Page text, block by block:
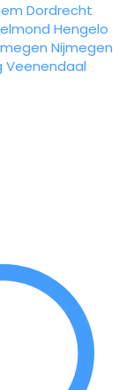
Dordrecht
Hengelo
Nijmegen
Veenendaal